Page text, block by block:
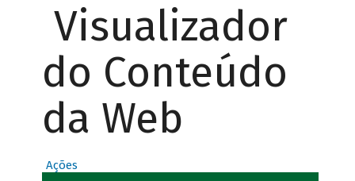
Visualizador
do Conteúdo
da Web
Ações